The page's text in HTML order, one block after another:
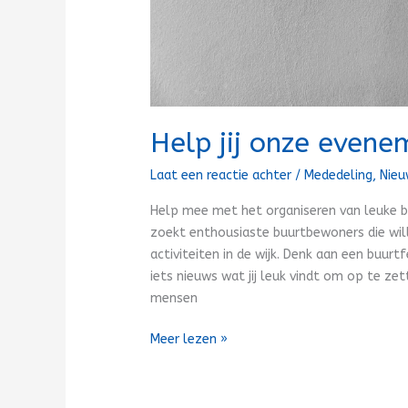
Help jij onze
Laat een reactie achter /Mededeling,
Help mee met het organiseren van
zoekt enthousiaste buurtbewoners die
activiteiten in de wijk. Denk aan een
iets nieuws wat jij leuk vindt om op te
mensen
Meer lezen »